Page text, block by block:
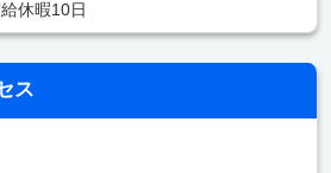
休暇10日
ス